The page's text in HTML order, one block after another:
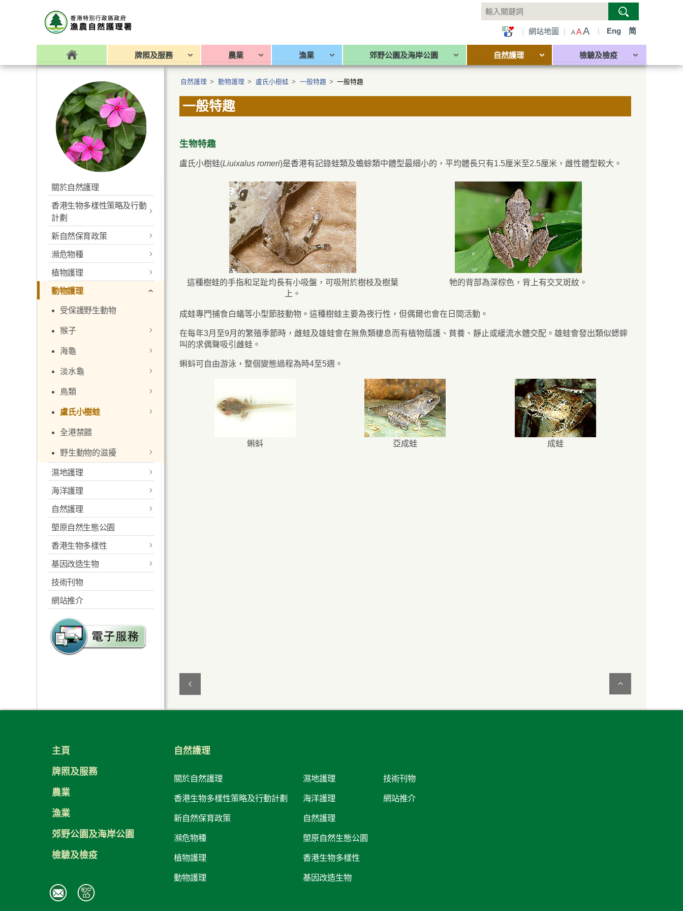
| 網站地圖 | AAA | Eng 简
牌照及服務 農業 漁業 郊野公園及海岸公園 自然護理 檢驗及檢疫
關於自然護理
香港生物多樣性策略及行動
計劃
更新的香港生物多樣性策
略及行動計劃
活動及教育
資源與參考資料
新自然保育政策
新政策聲明
政策目標
須優先加強保育地點清單
管理協議及公私營界別合
作
新自然保育政策的單張
政策檢討及諮詢工作
最新消息
瀕危物種
瀕危野生動植物種國際貿
易公約
公約(CITES)官方文件
決定
香港的管制
列明物種
違例刑罰
過境
個人或家庭財物
許可證及證明書
如何申請許可證
遞交申請
費用
申請《公約》許可
證指引
酬賞制度
宣傳及教育活動
瀕危物種資源中心
講座及展覽
保護瀕危物種教學
資源
宣傳資料
小冊子及單張
海報
證指引
保護瀕危物種訊息
通函
易管制
憲報
瀕危物種資料庫
其他資料
有關組織
常見問題
聯絡我們
最新消息
植物護理
前言
香港植物標本室
利用本土植物改善郊野環
境
存護稀有及瀕危植物
林務規例
城門標本林
關於薇甘菊
動物護理
受保護野生動物
猴子
避孕及絕育計劃
海龜
海龜基本資料
香港的綠海龜保育
淡水龜
保育
參考資料
鳥類
香港的鳥類
鳥類保育的國際聯
香港的鳥類保育
託進行的鳥類保育
在香港觀鳥
盧氏小樹蛙
一般特趣
保育
全港禁餵
野生動物的滋擾
避免受猴子滋擾
野豬滋擾
濕地護理
關於濕地護理
米埔內后海灣國際重要濕
地
選定米埔內后海灣
為國際重要濕地
重要濕地一般資料
管理工作
進入米埔自然護理
區許可證
本港濕地護理
香港的紅樹
本地紅樹的種類
分佈
香港的海草
香港的河流溪澗
引言
天然河溪所受的威
河道修復工程示範
建立濕地保育公園系統
海洋護理
中華白海豚
引言
分佈
群居結構及習性
生活周期
保育措施
報告擱淺鯨豚
江豚
引言
分佈及數目
群居結構、習性及
保育措施
報告擱淺鯨豚
珊瑚
引言
香港的珊瑚及其他
保育措施
珊瑚圖鑑
馬蹄蟹
簡介
生活周期和行為
存護情況
海洋底棲生物群落
引言
海洋底棲生物
教育活動與宣傳
汀角海岸生態保育計劃
如何前往
尖鼻咀、流浮山及白泥擬
自然護理
簡介
生態彌償措施
塱原自然生態公園
香港生物多樣性
關於我們
最新消息
香港生物多樣性資訊站
香港物種
外來入侵物種
其他資訊
基因改造生物
簡介
條例的管制
指引
基因改造生物核准
下載公用表格
有用的連結
常問問題
聯絡我們
技術刊物
網站推介
自然護理 > 動物護理 > 盧氏小樹蛙 > 一般特趣 > 一般特趣
一般特趣
生物特趣
盧氏小樹蛙(Liuixalus romeri)是香港有記錄蛙類及蟾蜍類中體型最細小的，平均體長只有1.5厘米至2.5厘米，雌性體型較大。
這種樹蛙的手指和足趾均長有小吸盤，可吸附於樹枝及樹葉
上。
牠的背部為深棕色，背上有交叉斑紋。
成蛙專門捕食白蟻等小型節肢動物。這種樹蛙主要為夜行性，但偶爾也會在日間活動。
在每年3月至9月的繁殖季節時，雌蛙及雄蛙會在無魚類棲息而有植物蔭護、貧養、靜止或緩流水體交配。雄蛙會發出類似蟋蟀
叫的求偶聲吸引雌蛙。
蝌蚪可自由游泳，整個變態過程為時4至5週。
蝌蚪 亞成蛙 成蛙
主頁
牌照及服務
農業
漁業
郊野公園及海岸公園
檢驗及檢疫
自然護理
關於自然護理
香港生物多樣性策略及行動計劃
新自然保育政策
瀕危物種
植物護理
動物護理
濕地護理
海洋護理
自然護理
塱原自然生態公園
香港生物多樣性
基因改造生物
技術刊物
網站推介